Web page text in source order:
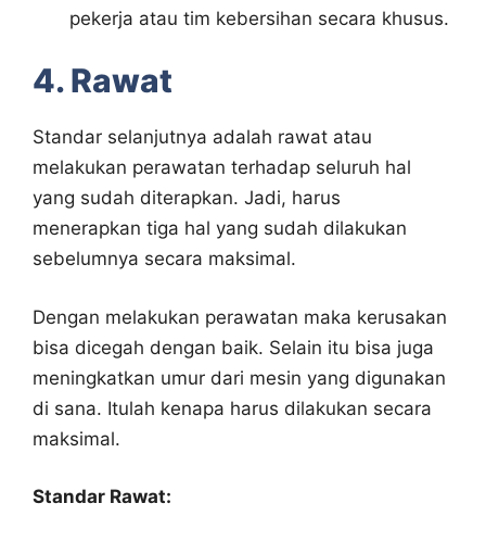
pekerja atau tim kebersihan secara khusus.
4. Rawat
Standar selanjutnya adalah rawat atau
melakukan perawatan terhadap seluruh hal
yang sudah diterapkan. Jadi, harus
menerapkan tiga hal yang sudah dilakukan
sebelumnya secara maksimal.
Dengan melakukan perawatan maka kerusakan
bisa dicegah dengan baik. Selain itu bisa juga
meningkatkan umur dari mesin yang digunakan
di sana. Itulah kenapa harus dilakukan secara
maksimal.
Standar Rawat: